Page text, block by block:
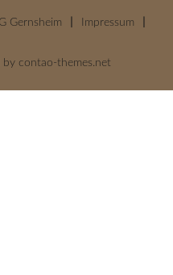
Gernsheim Impressum
by contao-themes.net